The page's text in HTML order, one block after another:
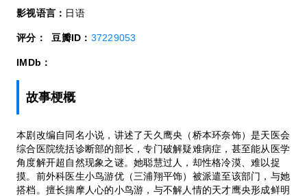
影视语言： 日语
评分： 豆瓣ID： 37229053
IMDb：
故事梗概
本剧改编自同名小说，讲述了天久鹰央（桥本环奈饰）是天医会
综合医院统括诊断部的部长，专门破解疑难病症，甚至能从医学
角度解开超自然现象之谜。她聪慧过人，却性格冷漠、难以捉
摸。前外科医生小鸟游优（三浦翔平饰）被派遣至该部门，与她
搭档。擅长揣摩人心的小鸟游，与不解人情的天才鹰央形成鲜明